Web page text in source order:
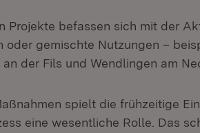
Projekte befassen sich mit der
oder gemischte Nutzungen –
der Fils und Wendlingen am
spielt die frühzeitige
eine wesentliche Rolle. Das